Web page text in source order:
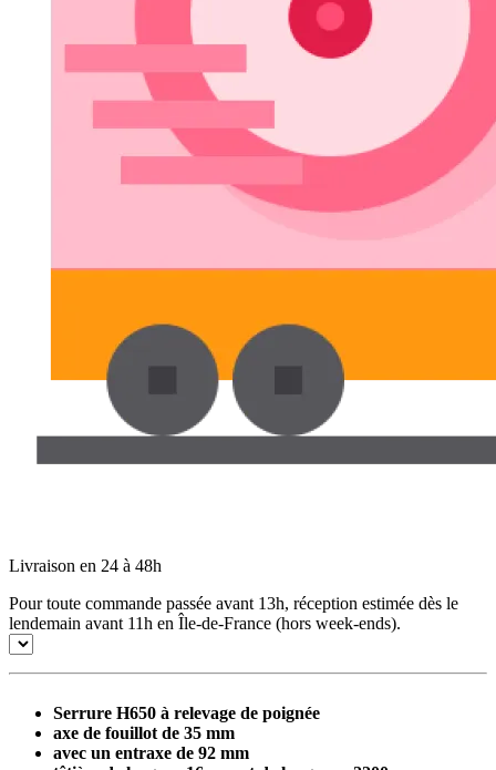
Livraison en 24 à 48h
Pour toute commande passée avant 13h, réception estimée dès le
lendemain avant 11h en Île-de-France (hors week-ends).
Serrure H650 à relevage de poignée
axe de fouillot de 35 mm
avec un entraxe de 92 mm